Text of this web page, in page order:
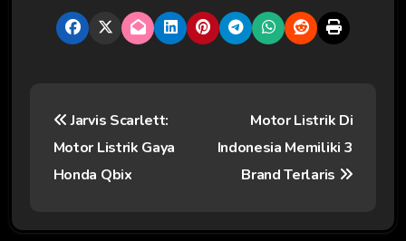
Jarvis Scarlett:
Motor Listrik Gaya
Honda Qbix
Motor Listrik Di
Indonesia Memiliki 3
Brand Terlaris